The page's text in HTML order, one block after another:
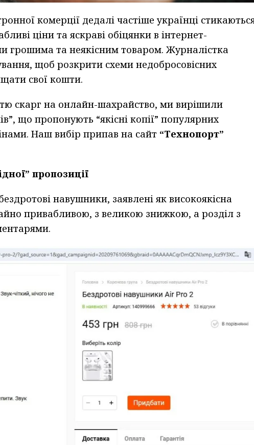
комерції дедалі частіше українці
ціни та яскраві обіцянки в інтернет-
грошима та неякісним товаром. Журналістка
щоб розкрити схеми недобросовісних
свої кошти.
скарг на онлайн-шахрайство, ми вирішили
що пропонують “якісні копії” популярних
Наш вибір припав на сайт “Технопорт”
пропозиції
навушники, заявлені як високоякісна
привабливою, з великою знижкою, а розділ з